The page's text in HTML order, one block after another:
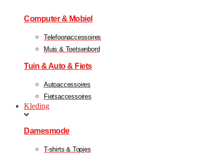
Computer & Mobiel
Telefoonaccessoires
Muis & Toetsenbord
Tuin & Auto & Fiets
Autoaccessoires
Fietsaccessoires
Kleding
Damesmode
T-shirts & Topjes